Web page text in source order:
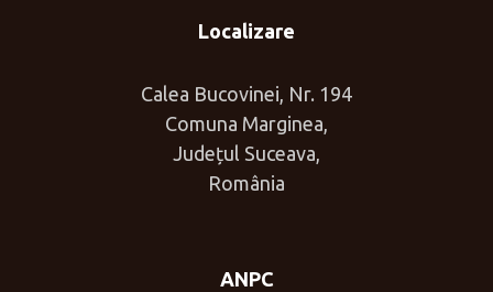
Localizare
Calea Bucovinei, Nr. 194
Comuna Marginea,
Județul Suceava,
România
ANPC